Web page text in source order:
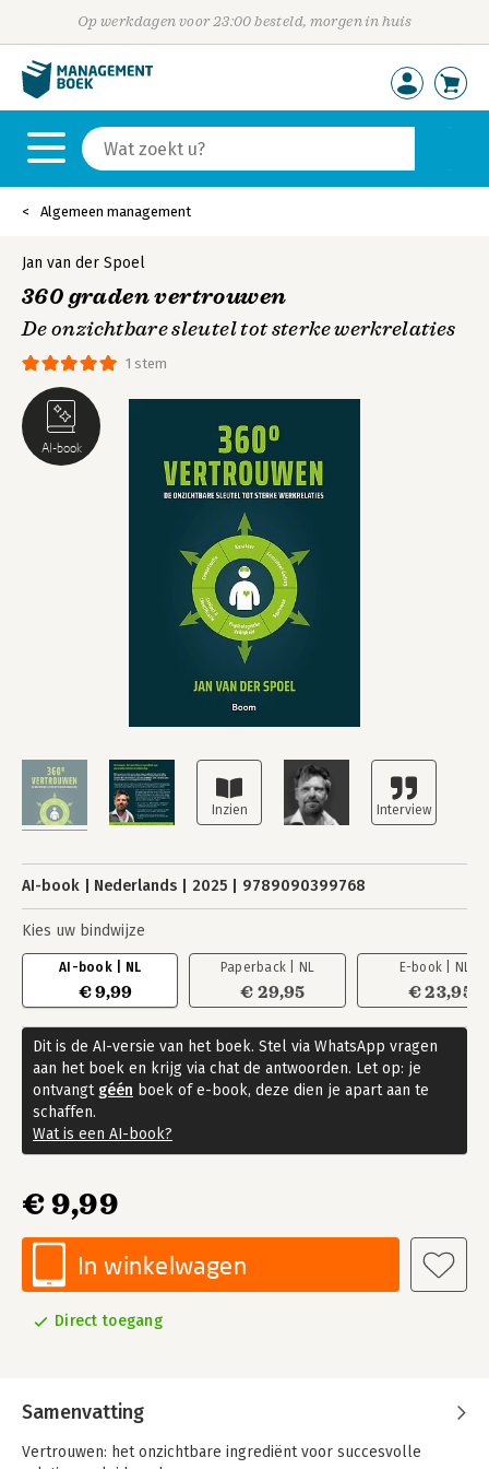
Op werkdagen voor 23:00 besteld, morgen in huis
Algemeen management
AI-book
1 stem
Dit is de AI-versie van het boek. Stel via WhatsApp vragen
aan het boek en krijg via chat de antwoorden. Let op: je
ontvangt géén boek of e-book, deze dien je apart aan te
schaffen.
Wat is een AI-book?
Jan van der Spoel
360 graden vertrouwen
De onzichtbare sleutel tot sterke werkrelaties
AI-book Nederlands 2025 9789090399768
Kies uw bindwijze
AI-book | NL
€ 9,99
Paperback | NL
€ 29,95
E-book | NL
€ 23,95
€ 9,99
In winkelwagen
Direct toegang
Samenvatting
Vertrouwen: het onzichtbare ingrediënt voor succesvolle